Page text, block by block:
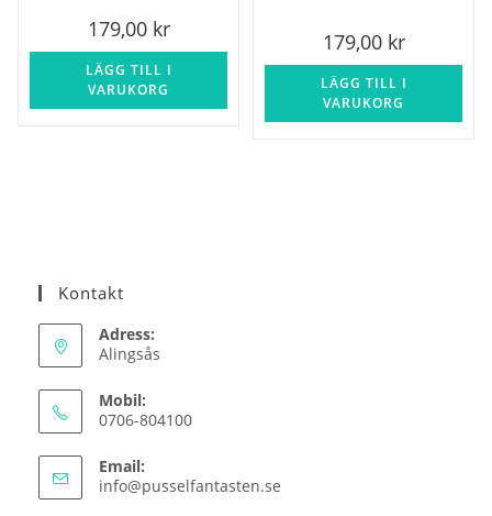
179,00 kr
LÄGG TILL I
VARUKORG
179,00 kr
LÄGG TILL I
VARUKORG
Kontakt
Adress:
Alingsås
Mobil:
0706-804100
Email:
info@pusselfantasten.se